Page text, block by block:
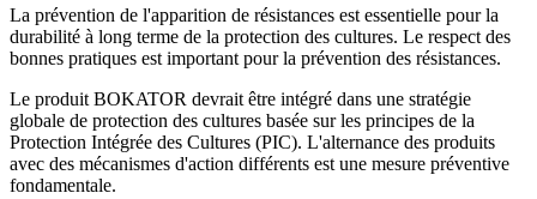
La prévention de l'apparition de résistances est essentielle pour la
durabilité à long terme de la protection des cultures. Le respect des
bonnes pratiques est important pour la prévention des résistances.
Le produit BOKATOR devrait être intégré dans une stratégie
globale de protection des cultures basée sur les principes de la
Protection Intégrée des Cultures (PIC). L'alternance des produits
avec des mécanismes d'action différents est une mesure préventive
fondamentale.